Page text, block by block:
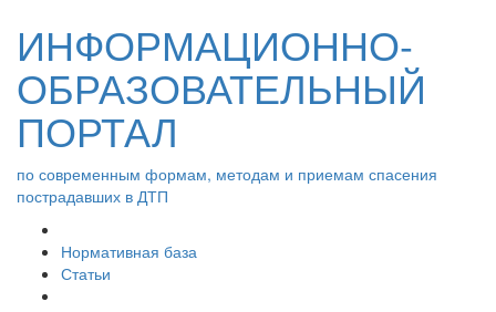
ИНФОРМАЦИОННО-
ОБРАЗОВАТЕЛЬНЫЙ
ПОРТАЛ
по современным формам, методам и приемам спасения
пострадавших в ДТП
Нормативная база
Статьи